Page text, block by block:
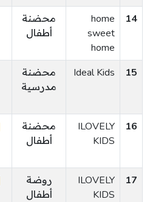
14
home
sweet
home
محضنة
أطفال
15
Ideal Kids
محضنة
مدرسية
16
ILOVELY
KIDS
محضنة
أطفال
17
ILOVELY
KIDS
روضة
أطفال